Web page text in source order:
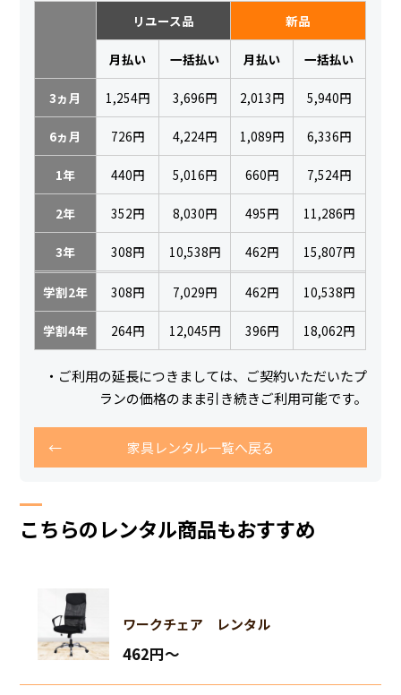
リユース品 新品
月払い 一括払い 月払い 一括払い
3ヵ月 1,254円 3,696円 2,013円 5,940円
6ヵ月 726円 4,224円 1,089円 6,336円
1年 440円 5,016円 660円 7,524円
2年 352円 8,030円 495円 11,286円
3年 308円 10,538円 462円 15,807円
学割2年 308円 7,029円 462円 10,538円
学割4年 264円 12,045円 396円 18,062円
・ご利用の延長につきましては、ご契約いただいたプ
ランの価格のまま引き続きご利用可能です。
家具レンタル一覧へ戻る
こちらのレンタル商品もおすすめ
ワークチェア レンタル
462円〜